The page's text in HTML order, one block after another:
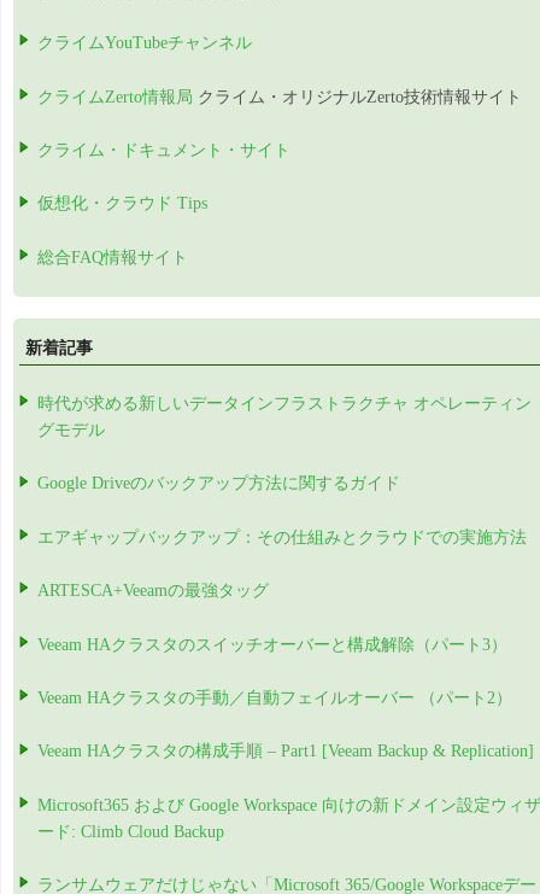
クライムYouTubeチャンネル
クライムZerto情報局 クライム・オリジナルZerto技術情報サイト
クライム・ドキュメント・サイト
仮想化・クラウド Tips
総合FAQ情報サイト
新着記事
時代が求める新しいデータインフラストラクチャ オペレーティン
グモデル
Google Driveのバックアップ方法に関するガイド
エアギャップバックアップ：その仕組みとクラウドでの実施方法
ARTESCA+Veeamの最強タッグ
Veeam HAクラスタのスイッチオーバーと構成解除（パート3）
Veeam HAクラスタの手動／自動フェイルオーバー （パート2）
Veeam HAクラスタの構成手順 – Part1 [Veeam Backup & Replication]
Microsoft365 および Google Workspace 向けの新ドメイン設定ウィザ
ード: Climb Cloud Backup
ランサムウェアだけじゃない「Microsoft 365/Google Workspaceデー